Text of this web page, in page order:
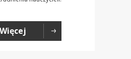
Więcej